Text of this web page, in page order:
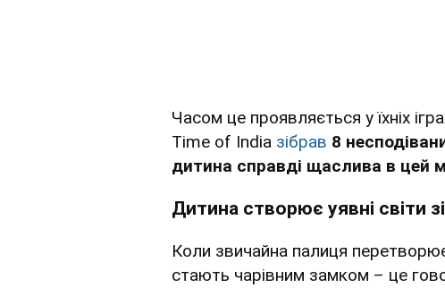
Часом це проявляється у їхніх
Time of India зібрав 8
дитина справді щаслива в цей
Дитина створює уявні світи
Коли звичайна палиця
стають чарівним замком – це